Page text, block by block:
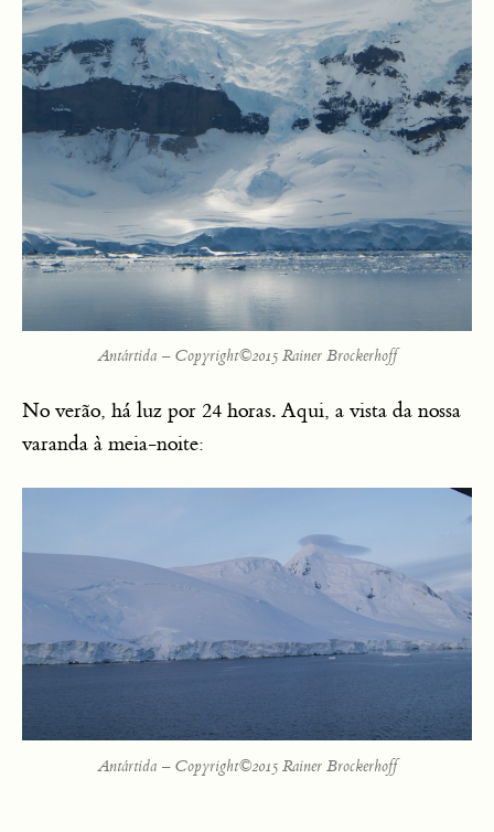
Antártida – Copyright©2015 Rainer Brockerhoff
No verão, há luz por 24 horas. Aqui, a vista da nossa
varanda à meia-noite:
Antártida – Copyright©2015 Rainer Brockerhoff